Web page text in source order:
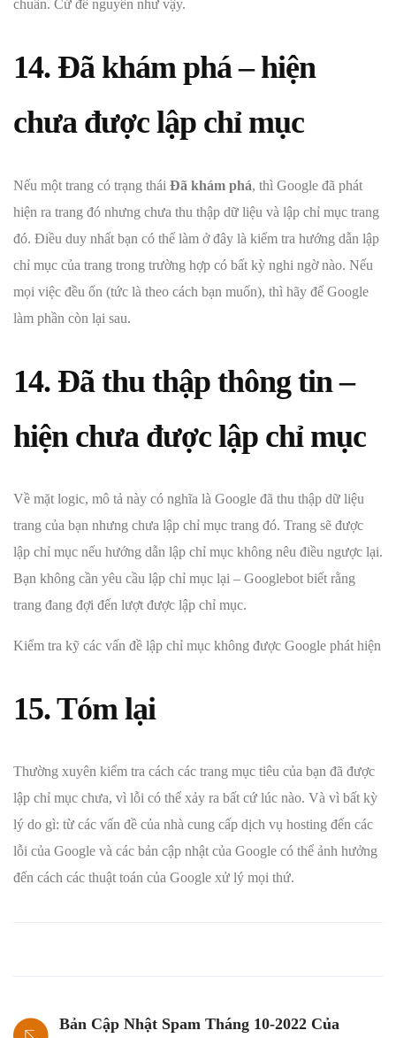
chuẩn. Cứ để nguyên như vậy.
14. Đã khám phá – hiện
chưa được lập chỉ mục
Nếu một trang có trạng thái Đã khám phá, thì Google đã phát
hiện ra trang đó nhưng chưa thu thập dữ liệu và lập chỉ mục trang
đó. Điều duy nhất bạn có thể làm ở đây là kiểm tra hướng dẫn lập
chỉ mục của trang trong trường hợp có bất kỳ nghi ngờ nào. Nếu
mọi việc đều ổn (tức là theo cách bạn muốn), thì hãy để Google
làm phần còn lại sau.
14. Đã thu thập thông tin –
hiện chưa được lập chỉ mục
Về mặt logic, mô tả này có nghĩa là Google đã thu thập dữ liệu
trang của bạn nhưng chưa lập chỉ mục trang đó. Trang sẽ được
lập chỉ mục nếu hướng dẫn lập chỉ mục không nêu điều ngược lại.
Bạn không cần yêu cầu lập chỉ mục lại – Googlebot biết rằng
trang đang đợi đến lượt được lập chỉ mục.
Kiểm tra kỹ các vấn đề lập chỉ mục không được Google phát hiện
15. Tóm lại
Thường xuyên kiểm tra cách các trang mục tiêu của bạn đã được
lập chỉ mục chưa, vì lỗi có thể xảy ra bất cứ lúc nào. Và vì bất kỳ
lý do gì: từ các vấn đề của nhà cung cấp dịch vụ hosting đến các
lỗi của Google và các bản cập nhật của Google có thể ảnh hưởng
đến cách các thuật toán của Google xử lý mọi thứ.
Bản Cập Nhật Spam Tháng 10-2022 Của